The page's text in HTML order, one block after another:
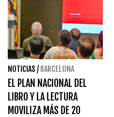
NOTICIAS / BARCELONA
EL PLAN NACIONAL DEL
LIBRO Y LA LECTURA
MOVILIZA MÁS DE 20